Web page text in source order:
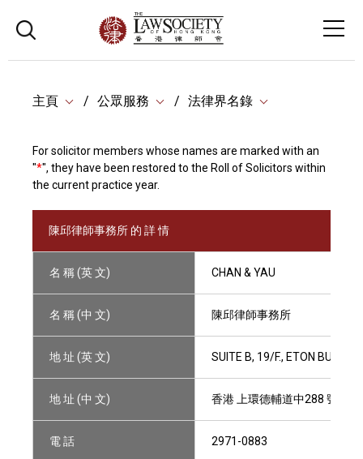
主頁 公眾服務 法律界名錄
For solicitor members whose names are marked with an
"*", they have been restored to the Roll of Solicitors within
the current practice year.
陳邱律師事務所 的 詳 情
名 稱 (英 文) CHAN & YAU
名 稱 (中 文) 陳邱律師事務所
地 址 (英 文) SUITE B, 19/F., ETON
地 址 (中 文) 香港 上環德輔道中288 號 易
電 話 2971-0883